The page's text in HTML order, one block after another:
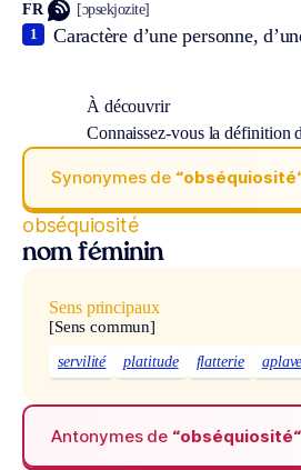
FR [ɔpsekjozite]
Caractère d’une personne,
1
À découvrir
Connaissez-vous la définition
Synonymes de
obséquiosité
nom féminin
Sens principaux
[Sens commun]
servilité platitude flatterie
Antonymes de “obséquiosité“